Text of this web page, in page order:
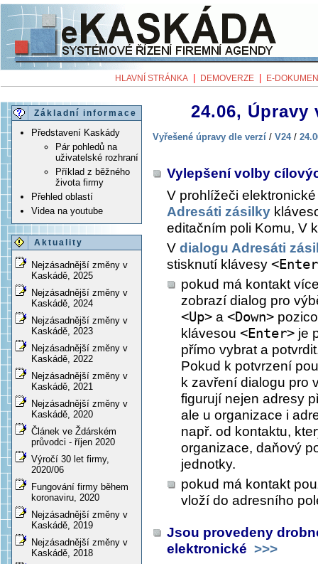
HLAVNÍ STRÁNKA DEMOVERZE E-
Základní informace
Představení Kaskády
Pár pohledů na
uživatelské rozhraní
Příklad z běžného
života firmy
Přehled oblastí
Videa na youtube
Aktuality
Nejzásadnější změny v
Kaskádě, 2025
Nejzásadnější změny v
Kaskádě, 2024
Nejzásadnější změny v
Kaskádě, 2023
Nejzásadnější změny v
Kaskádě, 2022
Nejzásadnější změny v
Kaskádě, 2021
Nejzásadnější změny v
Kaskádě, 2020
Článek ve Ždárském
průvodci - říjen 2020
Výročí 30 let firmy,
2020/06
Fungování firmy během
koronaviru, 2020
Nejzásadnější změny v
Kaskádě, 2019
Nejzásadnější změny v
Kaskádě, 2018
24.06, Úpravy
Vyřešené úpravy dle verzí / V24/
Vylepšení volby
V prohlížeči
Adresáti zásilky
editačním poli Komu, V
V dialogu Adresáti
stisknutí klávesy
pokud má kontakt
zobrazí dialog pro
<Up> a <Down>
klávesou <Enter> je
přímo vybrat a
Pokud k potvrzení
k zavření dialogu pro
figurují nejen adresy
ale u organizace i
např. od kontaktu,
organizace, daňový
jednotky.
pokud má kontakt
vloží do adresního
Jsou provedeny
elektronické >>>